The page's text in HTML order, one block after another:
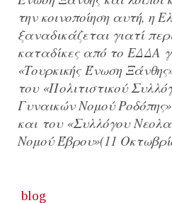
την κοινοποίηση αυτή, η
ξαναδικάζεται γιατί
καταδίκες από το ΕΔΔΑ
«Τουρκικής Ένωση
του «Πολιτιστικού
Γυναικών Νομού
και του «Συλλόγου
Νομού Έβρου»(11
blog